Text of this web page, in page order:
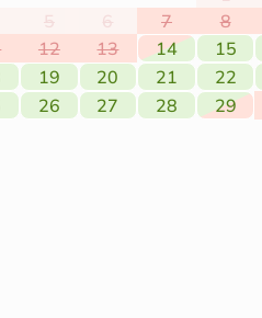
5 6 7 8
12 13 14 15
19 20 21 22
26 27 28 29